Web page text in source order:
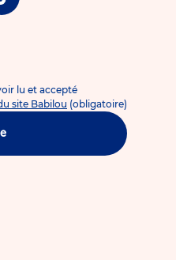
lu et accepté
site Babilou (obligatoire)